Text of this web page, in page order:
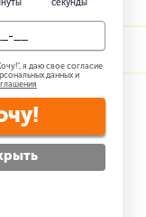
?
секунды
", я даю свое согласие
данных и